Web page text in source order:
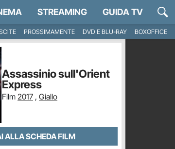
STREAMING GUIDA TV
PROSSIMAMENTE DVD E BLU-RAY
BOXOFFICE
Assassinio sull'Orient
Express
Film 2017 , Giallo
ALLA SCHEDA FILM